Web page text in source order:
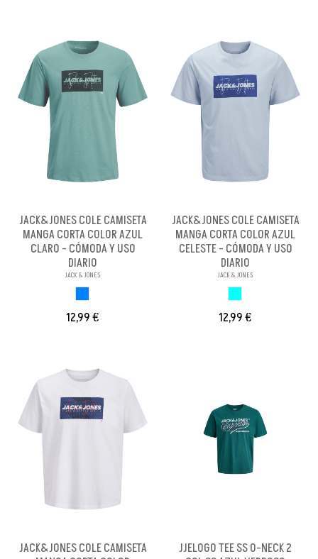
JACK&JONES COLE CAMISETA
MANGA CORTA COLOR AZUL
CLARO - CÓMODA Y USO
DIARIO
JACK & JONES
12,99 €
JACK&JONES COLE CAMISETA
MANGA CORTA COLOR AZUL
CELESTE - CÓMODA Y USO
DIARIO
JACK & JONES
12,99 €
JACK&JONES COLE CAMISETA
JJELOGO TEE SS O-NECK 2